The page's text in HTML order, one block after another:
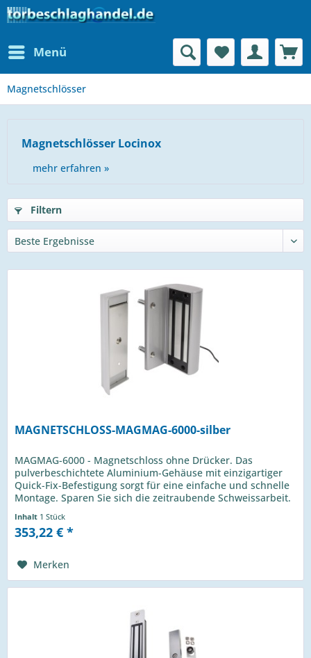
Menü
Magnetschlösser
Magnetschlösser Locinox
mehr erfahren »
Filtern
MAGNETSCHLOSS-MAGMAG-6000-silber
MAGMAG-6000 - Magnetschloss ohne Drücker. Das
pulverbeschichtete Aluminium-Gehäuse mit einzigartiger
Quick-Fix-Befestigung sorgt für eine einfache und schnelle
Montage. Sparen Sie sich die zeitraubende Schweissarbeit.
Inhalt 1 Stück
353,22 € *
Merken